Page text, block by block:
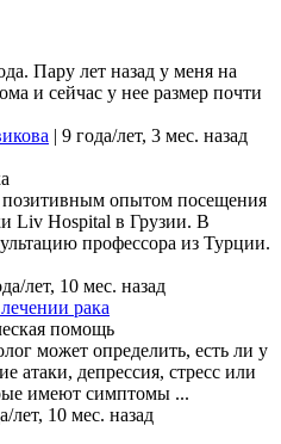
Пару лет назад у меня на
и сейчас у нее размер почти
| 9 года/лет, 3 мес. назад
позитивным опытом посещения
Liv Hospital в Грузии. В
профессора из Турции.
лет, 10 мес. назад
рака
помощь
может определить, есть ли у
атаки, депрессия, стресс или
имеют симптомы ...
лет, 10 мес. назад